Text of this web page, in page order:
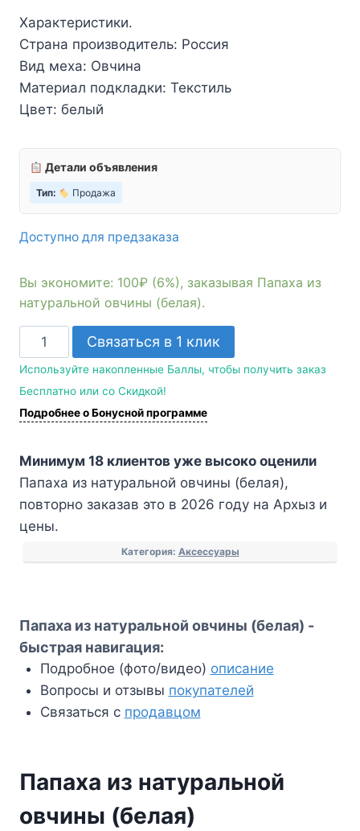
Характеристики.
Страна производитель: Россия
Вид меха: Овчина
Материал подкладки: Текстиль
Цвет: белый
Детали объявления
Тип: Продажа
Доступно для предзаказа
Вы экономите: 100₽ (6%), заказывая Папаха из
натуральной овчины (белая).
Количество
товара
Папаха
из
натуральной
(белая)
Связаться в 1 клик
Используйте накопленные Баллы, чтобы получить заказ
Бесплатно или со Скидкой!
Подробнее о Бонусной программе
Минимум 18 клиентов уже высоко оценили
Папаха из натуральной овчины (белая),
повторно заказав это в 2026 году на Архыз и
цены.
Категория: Аксессуары
Папаха из натуральной овчины (белая) -
быстрая навигация:
Подробное (фото/видео) описание
Вопросы и отзывы покупателей
Связаться с продавцом
Папаха из натуральной
овчины (белая)